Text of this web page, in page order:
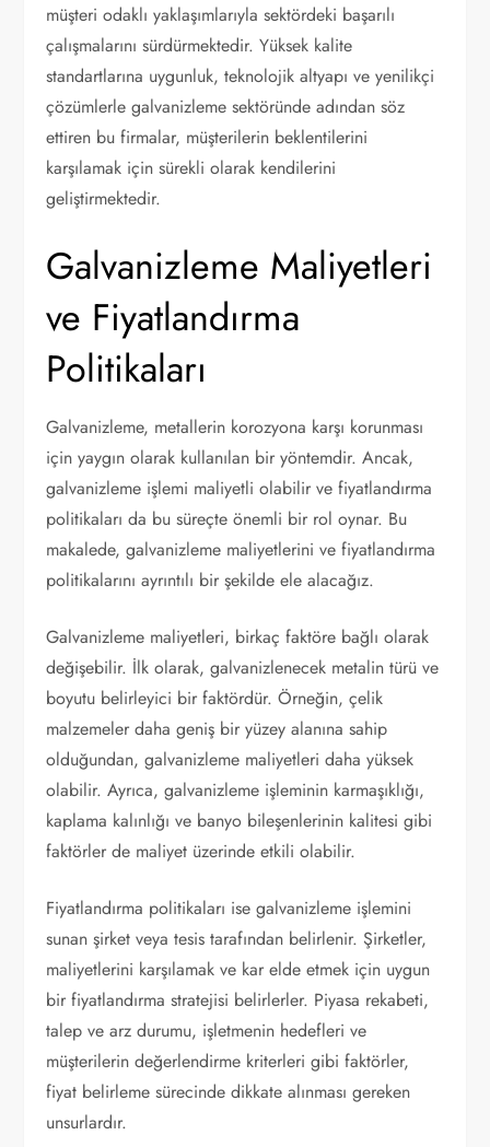
müşteri odaklı yaklaşımlarıyla sektördeki başarılı
çalışmalarını sürdürmektedir. Yüksek kalite
standartlarına uygunluk, teknolojik altyapı ve yenilikçi
çözümlerle galvanizleme sektöründe adından söz
ettiren bu firmalar, müşterilerin beklentilerini
karşılamak için sürekli olarak kendilerini
geliştirmektedir.
Galvanizleme Maliyetleri
ve Fiyatlandırma
Politikaları
Galvanizleme, metallerin korozyona karşı korunması
için yaygın olarak kullanılan bir yöntemdir. Ancak,
galvanizleme işlemi maliyetli olabilir ve fiyatlandırma
politikaları da bu süreçte önemli bir rol oynar. Bu
makalede, galvanizleme maliyetlerini ve fiyatlandırma
politikalarını ayrıntılı bir şekilde ele alacağız.
Galvanizleme maliyetleri, birkaç faktöre bağlı olarak
değişebilir. İlk olarak, galvanizlenecek metalin türü ve
boyutu belirleyici bir faktördür. Örneğin, çelik
malzemeler daha geniş bir yüzey alanına sahip
olduğundan, galvanizleme maliyetleri daha yüksek
olabilir. Ayrıca, galvanizleme işleminin karmaşıklığı,
kaplama kalınlığı ve banyo bileşenlerinin kalitesi gibi
faktörler de maliyet üzerinde etkili olabilir.
Fiyatlandırma politikaları ise galvanizleme işlemini
sunan şirket veya tesis tarafından belirlenir. Şirketler,
maliyetlerini karşılamak ve kar elde etmek için uygun
bir fiyatlandırma stratejisi belirlerler. Piyasa rekabeti,
talep ve arz durumu, işletmenin hedefleri ve
müşterilerin değerlendirme kriterleri gibi faktörler,
fiyat belirleme sürecinde dikkate alınması gereken
unsurlardır.